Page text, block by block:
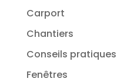
Carport
Chantiers
Conseils pratiques
Fenêtres